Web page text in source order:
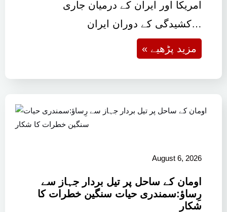
امریکا اور ایران کے درمیان جاری
کشیدگی کے دوران ایران…
« مزید پڑھیے
August 6, 2026
اومان کے ساحل پر تیل بردار جہاز سے
رِساؤ:سمندری حیات سنگین خطرات کا
شکار